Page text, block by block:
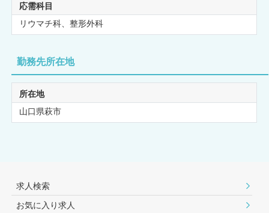
応需科目
リウマチ科、整形外科
勤務先所在地
所在地
山口県萩市
求人検索
お気に入り求人